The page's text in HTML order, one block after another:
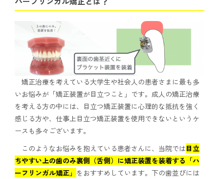
矯正治療を考えている大学生や社会人の患者さまに最も多
いお悩みが「矯正装置が目立つこと」です。成人の矯正治療
を考える方の中には、目立つ矯正装置に心理的な抵抗を強く
感じる方や、仕事上目立つ矯正装置を使用できないというケ
ースも多々ございます。
このようなお悩みを抱えている患者さんに、当院では目立
ちやすい上の歯のみ裏側（舌側）に矯正装置を装着する「ハ
ーフリンガル矯正」 をおすすめしています。下の歯並びには